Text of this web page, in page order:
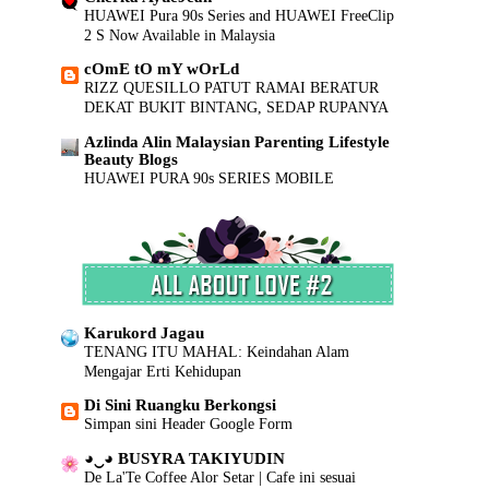
Jujur Mencintaimu
Mereka Serupa....
Mommy's Little Princess
Wani The Chiki Chiki Boom Fanatik
Mimpi Ular...
Cinta Pandang Pertama
Sejak Akhir2 ini..
Syarikat Malaysia apa yang berjaya mengharungi DUA...
Teringat Kisah Dulu2..
Doa pelembut hati anak-anak
Line internet buat hal
Hasil Karya Abg Haikal
Jom Naikkan Trafik Blog!
Awal Vs Scha??Apa Dah JAdi Ni???
Bukan mudah menjadi seorang Wanita,
Bila Pencawang Elektrik Di Sangka Eiffel Tower
HUAWEI Pura 90s Series and HUAWEI FreeClip
2 S Now Available in Malaysia
cOmE tO mY wOrLd
RIZZ QUESILLO PATUT RAMAI BERATUR
DEKAT BUKIT BINTANG, SEDAP RUPANYA
Azlinda Alin Malaysian Parenting Lifestyle
Beauty Blogs
HUAWEI PURA 90s SERIES MOBILE
INILAH REALITI...
RAMADAN 2026 | SELAMAT BERPUASA
BUAT SEMUA UMAT ISLAM
SISHAWA DOT COM
Siapakah Ahmed Al-Ahmed? Wira yang
Menyelamatkan Nyawa Dalam Serangan
Tembakan Sydney
Cerita.. ceriti.. ceritu..
Senarai Lengkap 24 Hotel, Resort & Chalet di
Teluk Nipah Pulau Pangkor Perak beserta Contact
Number & Maklumat Pool
Karukord Jagau
TENANG ITU MAHAL: Keindahan Alam
Mengajar Erti Kehidupan
Di Sini Ruangku Berkongsi
Simpan sini Header Google Form
◕‿◕ BUSYRA TAKIYUDIN
De La'Te Coffee Alor Setar | Cafe ini sesuai